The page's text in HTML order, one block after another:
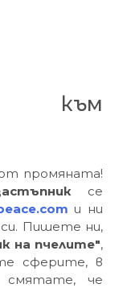
към
промяната!
се
и ни
си. Пишете ни,
на пчелите",
сферите, в
че